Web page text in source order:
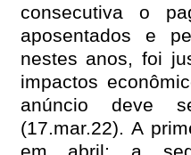
consecutiva o
aposentados e
nestes anos, foi
impactos
anúncio deve
(17.mar.22). A
em abril; a